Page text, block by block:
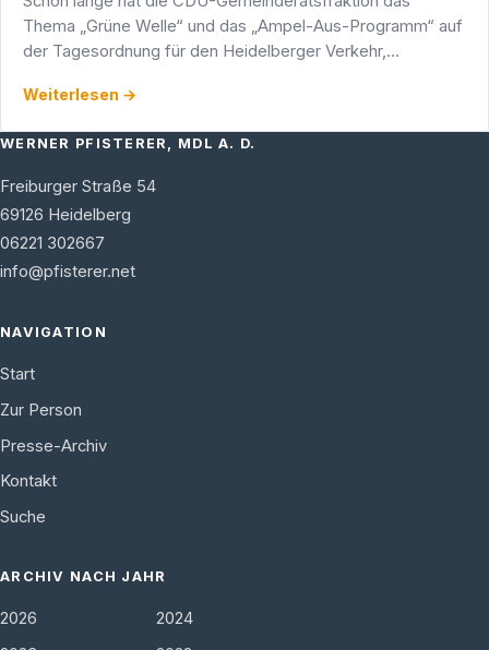
Thema „Grüne Welle“ und das „Ampel-Aus-Programm“ auf
der Tagesordnung für den Heidelberger Verkehr,
Oberbürgermeister Dr. …
Weiterlesen →
WERNER PFISTERER, MDL A. D.
Freiburger Straße 54
69126 Heidelberg
06221 302667
info@pfisterer.net
NAVIGATION
Start
Zur Person
Presse-Archiv
Kontakt
Suche
ARCHIV NACH JAHR
2026
2024